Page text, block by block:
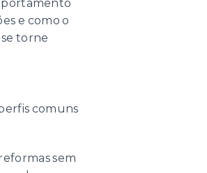
e como o
torne
comuns
sem